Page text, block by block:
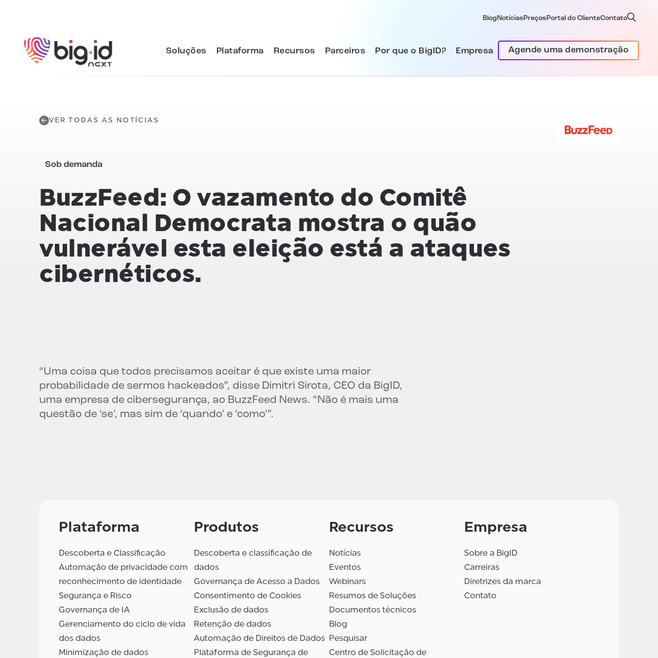
Blog Notícias Preços Portal do ClienteContato
Soluções Plataforma Recursos Parceiros Por que o BigID? Empresa Agende uma demonstração
VER TODAS AS NOTÍCIAS
Sob demanda
BuzzFeed: O vazamento do Comitê
Nacional Democrata mostra o quão
vulnerável esta eleição está a ataques
cibernéticos.
“Uma coisa que todos precisamos aceitar é que existe uma maior
probabilidade de sermos hackeados”, disse Dimitri Sirota, CEO da BigID,
uma empresa de cibersegurança, ao BuzzFeed News. “Não é mais uma
questão de ‘se’, mas sim de ‘quando’ e ‘como’”.
Plataforma
Descoberta e Classificação
Automação de privacidade com
reconhecimento de identidade
Segurança e Risco
Governança de IA
Gerenciamento do ciclo de vida
dos dados
Minimização de dados
Produtos
Descoberta e classificação de
dados
Governança de Acesso a Dados
Consentimento de Cookies
Exclusão de dados
Retenção de dados
Automação de Direitos de Dados
Plataforma de Segurança de
Recursos
Notícias
Eventos
Webinars
Resumos de Soluções
Documentos técnicos
Blog
Pesquisar
Centro de Solicitação de
Empresa
Sobre a BigID
Carreiras
Diretrizes da marca
Contato